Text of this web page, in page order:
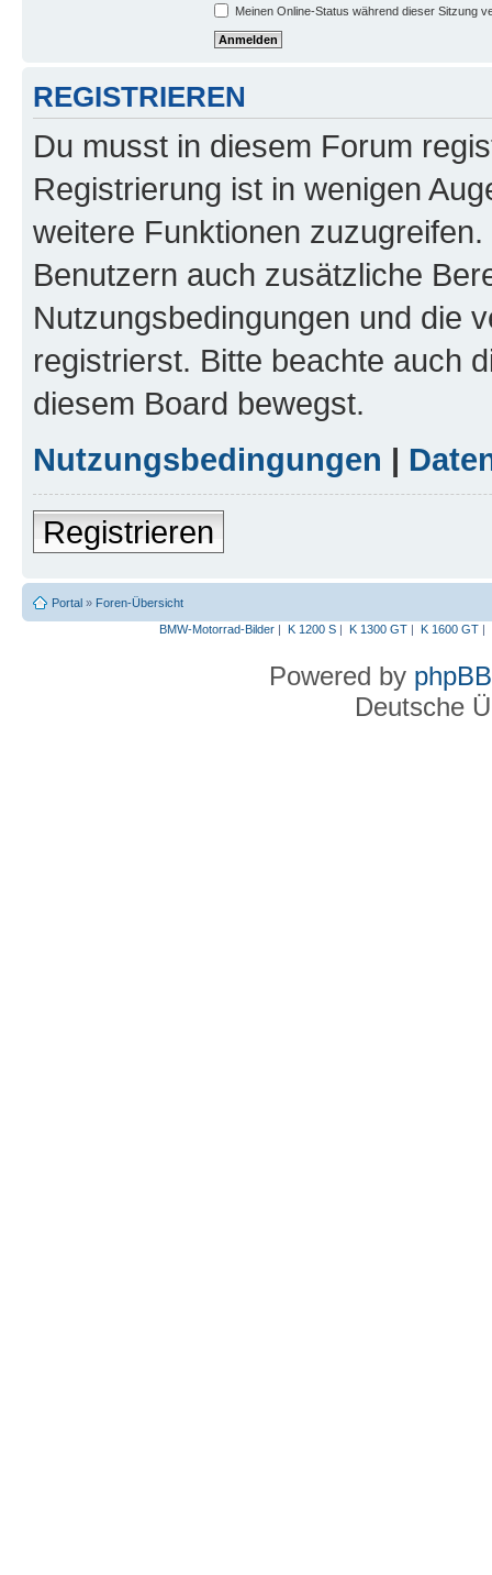
Meinen Online-Status während dieser Sitzung
REGISTRIEREN
Du musst in diesem Forum
Registrierung ist in wenigen
weitere Funktionen
Benutzern auch zusätzliche
Nutzungsbedingungen und die
registrierst. Bitte beachte auch
diesem Board bewegst.
Nutzungsbedingungen |
Registrieren
Portal » Foren-Übersicht
BMW-Motorrad-Bilder| K 1200 S| K 1300 GT| K 1600 GT|
Powered by phpBB
Deutsche